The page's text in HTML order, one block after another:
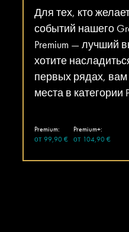
Для тех, кто
событий нашего
Premium — лучший
хотите
первых рядах,
места в категории
Premium:
Premium+:
от 99,90 € от 104,90 €